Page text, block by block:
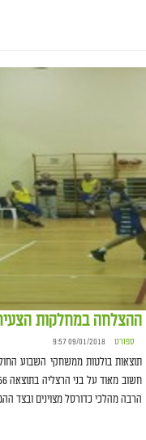
ההצלחה במחלקות
ספורט 09/01/2018 9:57
תוצאות בולטות ממשחקי השבוע
הרבה מהלכי כדורסל מצוינים ובצד